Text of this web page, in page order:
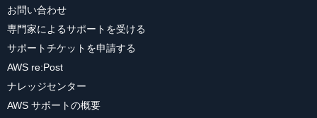
お問い合わせ
専門家によるサポートを受ける
サポートチケットを申請する
AWS re:Post
ナレッジセンター
AWS サポートの概要